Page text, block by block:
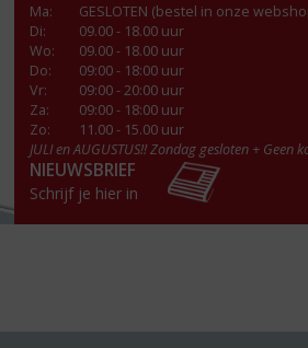
Ma:
GESLOTEN (bestel in onze
Di:
09.00 - 18.00 uur
Wo:
09.00 - 18.00 uur
Do:
09:00 - 18:00 uur
Vr:
09:00 - 20:00 uur
Za:
09:00 - 18:00 uur
Zo:
11.00 - 15.00 uur
JULI en AUGUSTUS!! Zondag gesloten + Geen
NIEUWSBRIEF
Schrijf je hier in